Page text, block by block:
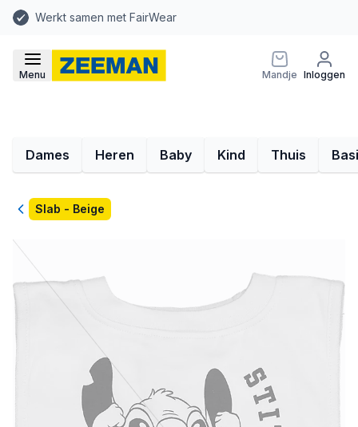
Werkt samen met FairWear
Menu Mandje Inloggen
Dames Heren Baby Kind Thuis
TerugSlab - Beige